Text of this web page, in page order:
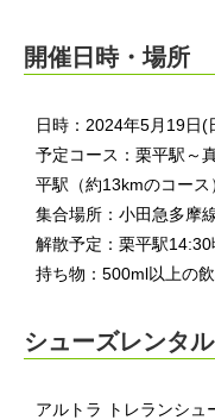
開催日時・場所
日時：2024年5月19日
予定コース：栗平駅～
平駅（約13kmのコース
集合場所：小田急多摩
解散予定：栗平駅
持ち物：500ml以上の
シューズレンタル
アルトラ トレランシュ